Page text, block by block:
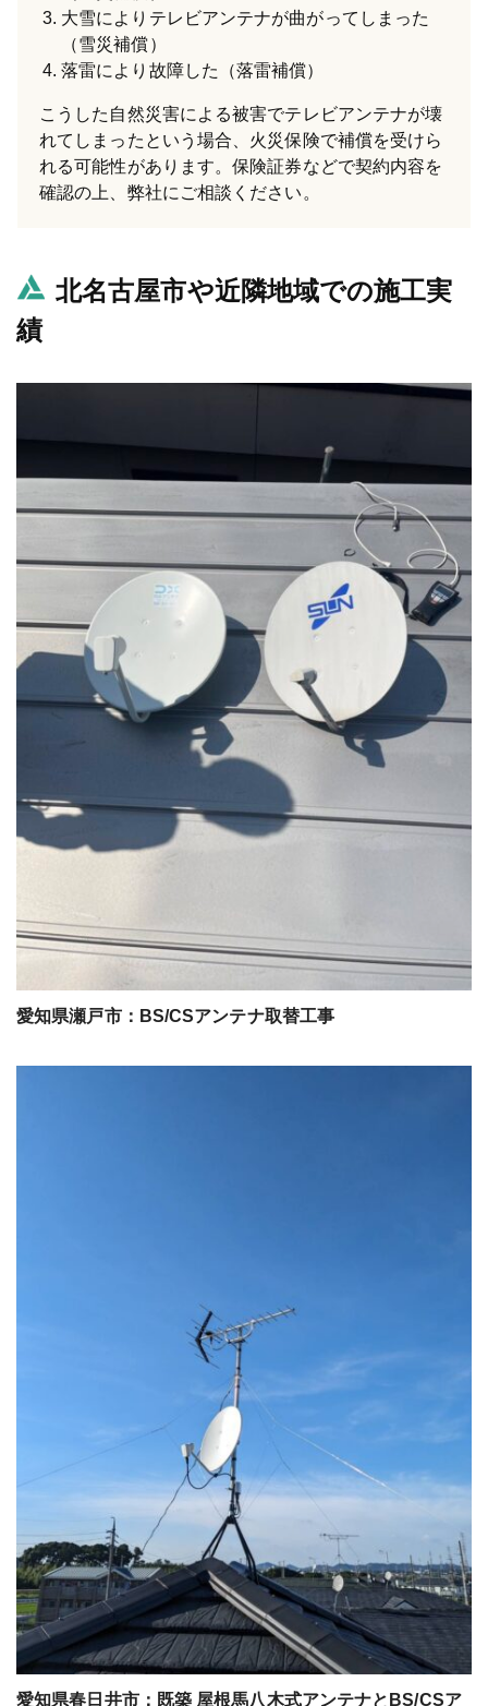
大雪によりテレビアンテナが曲がってしまった
（雪災補償）
落雷により故障した（落雷補償）
こうした自然災害による被害でテレビアンテナが壊
れてしまったという場合、火災保険で補償を受けら
れる可能性があります。保険証券などで契約内容を
確認の上、弊社にご相談ください。
北名古屋市や近隣地域での施工実
績
愛知県瀬戸市：BS/CSアンテナ取替工事
愛知県春日井市：既築 屋根馬八木式アンテナとBS/CSア